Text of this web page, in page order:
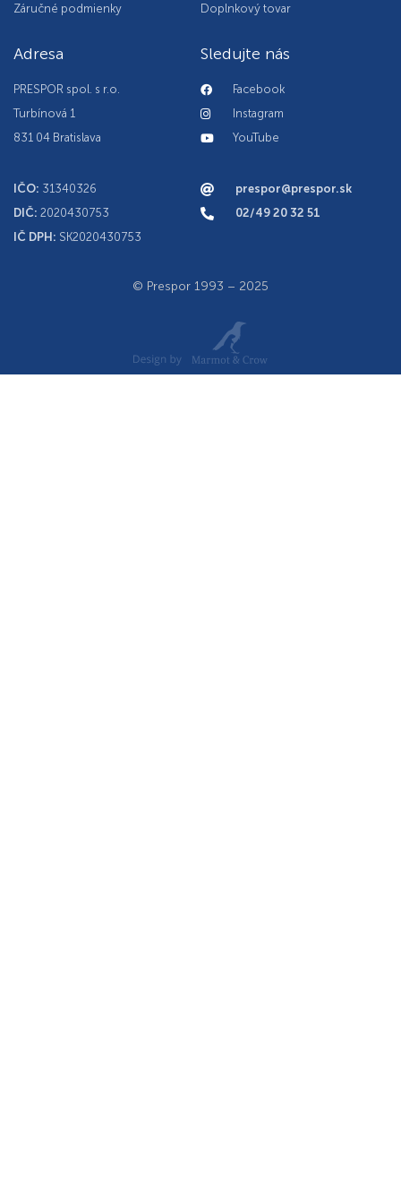
Záručné podmienky Doplnkový tovar
Adresa
PRESPOR spol. s r.o.
Turbínová 1
831 04 Bratislava
IČO: 31340326
DIČ: 2020430753
IČ DPH: SK2020430753
Sledujte nás
Facebook
Instagram
YouTube
prespor@prespor.sk
02/49 20 32 51
© Prespor 1993 – 2025